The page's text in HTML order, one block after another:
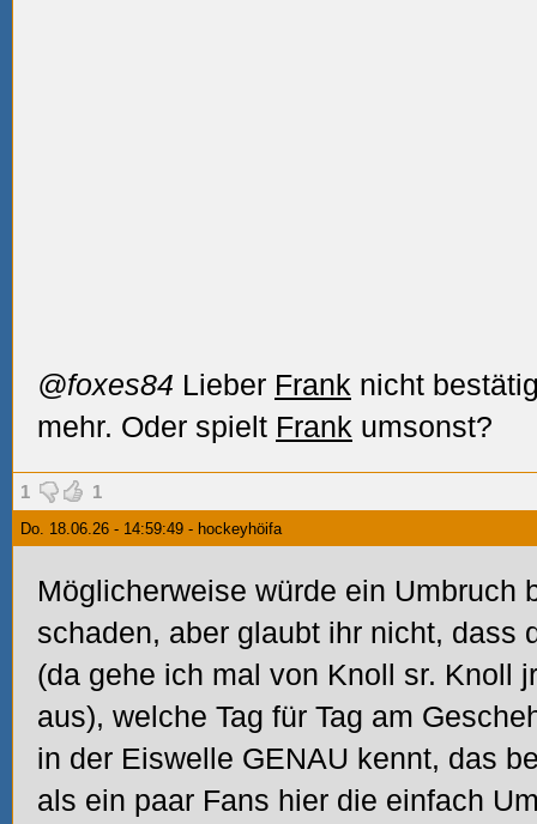
@foxes84 Lieber Frank nicht
mehr. Oder spielt Frank umsonst?
1 1
Do. 18.06.26 - 14:59:49 - hockeyhöifa
Möglicherweise würde ein Umbruch
schaden, aber glaubt ihr nicht, dass
(da gehe ich mal von Knoll sr. Knoll
aus), welche Tag für Tag am
in der Eiswelle GENAU kennt, das
als ein paar Fans hier die einfach